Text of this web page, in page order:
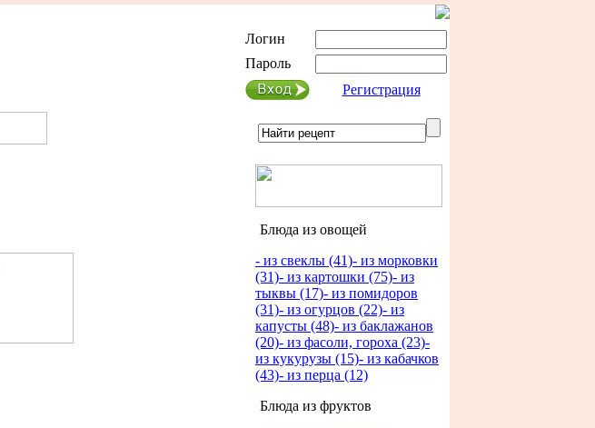
Логин
Пароль
Регистрация
Блюда из овощей
- из свеклы (41)- из морковки
(31)- из картошки (75)- из
тыквы (17)- из помидоров
(31)- из огурцов (22)- из
капусты (48)- из баклажанов
(20)- из фасоли, гороха (23)-
из кукурузы (15)- из кабачков
(43)- из перца (12)
Блюда из фруктов